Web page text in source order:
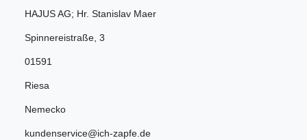
HAJUS AG; Hr. Stanislav Maer
Spinnereistraße 3
01591
Riesa
Nemecko
kundenservice@ich-zapfe.de